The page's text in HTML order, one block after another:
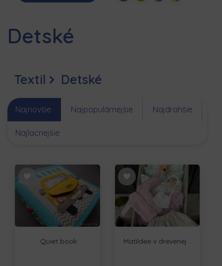
Detské
Textil Detské
Najnovšie Najpopulárnejšie Najdrahšie
Najlacnejšie
Quiet book Matildee v drevenej ...